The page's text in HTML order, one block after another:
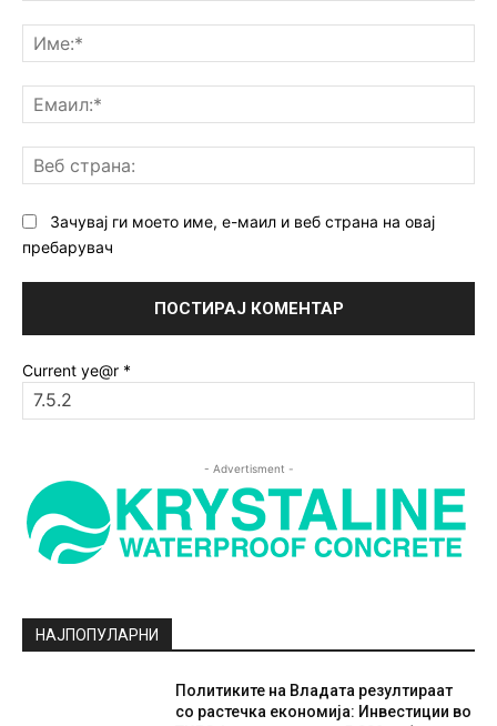
Зачувај ги моето име, е-маил и веб страна на овај
пребарувач
Current ye@r *
- Advertisment -
НАЈПОПУЛАРНИ
Политиките на Владата резултираат
со растечка економија: Инвестиции во